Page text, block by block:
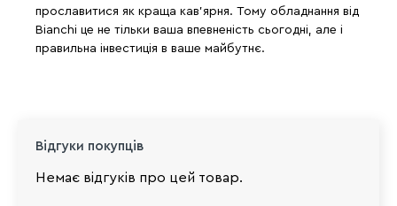
прославитися як краща кав'ярня. Тому обладнання від
Bianchi це не тільки ваша впевненість сьогодні, але і
правильна інвестиція в ваше майбутнє.
Відгуки покупців
Немає відгуків про цей товар.